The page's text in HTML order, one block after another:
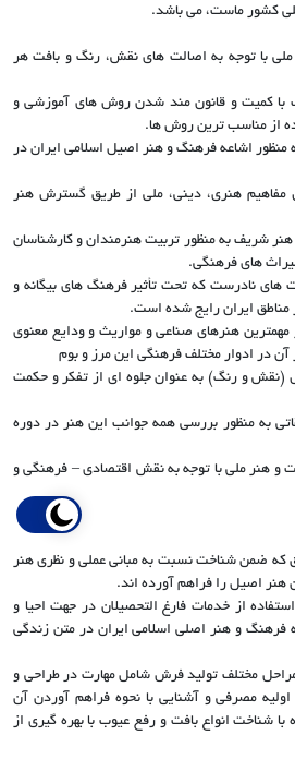
کشور ماست، می باشد.
با توجه به اصالت های نقش، رنگ و بافت هر
با کمیت و قانون مند شدن روش های آموزشی و
از مناسب ترین روش ها.
منظور اشاعه فرهنگ و هنر اصیل اسلامی ایران در
مفاهیم هنری، دینی، ملی از طریق گسترش هنر
شریف به منظور تربیت هنرمندان و کارشناسان
های فرهنگی.
های نادرست که تحت تأثیر فرهنگ های بیگانه و
مناطق ایران رایج شده است.
هنرهای صناعی و مواریث و ودایع معنوی
آن در ادوار مختلف فرهنگی این مرز و بوم
و رنگ) به عنوان جلوه ای از تفکر و حکمت
به منظور بررسی همه جوانب این هنر در دوره
و هنر ملی با توجه به نقش اقتصادی – فرهنگی و
که ضمن شناخت نسبت به مبانی عملی و نظری هنر
اصیل را فراهم آورده اند.
استفاده از خدمات فارغ التحصیلان در جهت احیا و
فرهنگ و هنر اصلی اسلامی ایران در متن زندگی
مراحل مختلف تولید فرش شامل مهارت در طراحی و
مصرفی و آشنایی با نحوه فراهم آوردن آن
شناخت انواع بافت و رفع عیوب با بهره گیری از